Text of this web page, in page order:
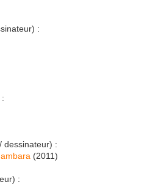
:
dessinateur) :
(2011)
: